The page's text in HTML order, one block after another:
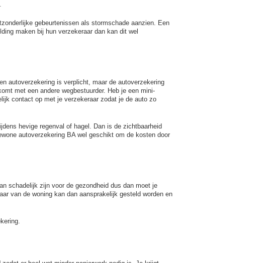
gebeurtenissen als stormschade aanzien. Een
maken bij hun verzekeraar dan kan dit wel
autoverzekering is verplicht, maar de autoverzekering
met een andere wegbestuurder. Heb je een mini-
contact op met je verzekeraar zodat je de auto zo
hevige regenval of hagel. Dan is de zichtbaarheid
autoverzekering BA wel geschikt om de kosten door
schadelijk zijn voor de gezondheid dus dan moet je
van de woning kan dan aansprakelijk gesteld worden en